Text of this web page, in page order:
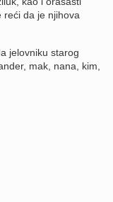
reći da je njihova
jelovniku starog
mak, nana, kim,